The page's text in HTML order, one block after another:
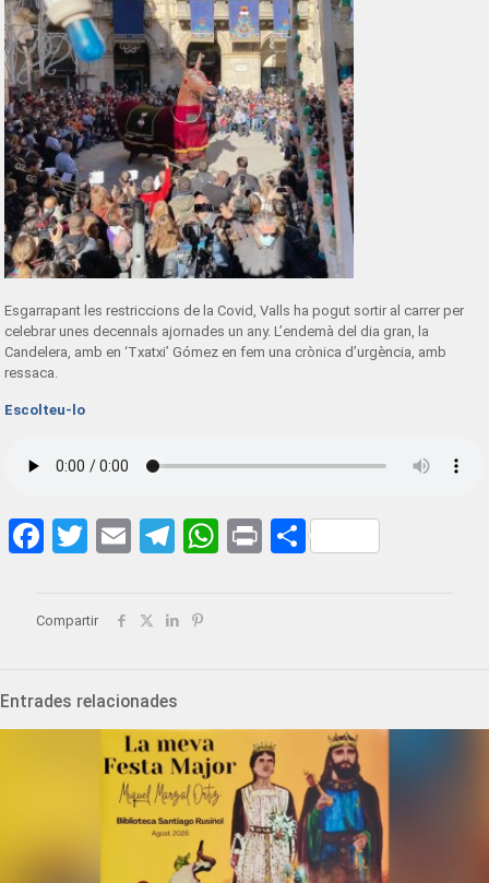
Esgarrapant les restriccions de la Covid, Valls ha pogut sortir al carrer per
celebrar unes decennals ajornades un any. L’endemà del dia gran, la
Candelera, amb en ‘Txatxi’ Gómez en fem una crònica d’urgència, amb
ressaca.
Escolteu-lo
Facebook
Twitter
EmailTelegram
WhatsApp
PrintShare
Compartir
Entrades relacionades